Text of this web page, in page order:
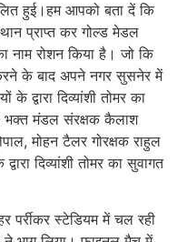
हुई।हम आपको बता दें कि
प्राप्त कर गोल्ड मेडल
नाम रोशन किया है। जो कि
करने के बाद अपने नगर सुसनेर में
द्वारा दिव्यांशी तोमर का
भक्त मंडल संरक्षक कैलाश
मोहन टैलर गोरक्षक राहुल
दिव्यांशी तोमर का सुवागत
पर्रीकर स्टेडियम में चल रही